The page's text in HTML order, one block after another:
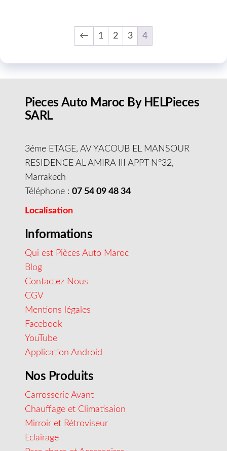
← 1 2 3 4
Pieces Auto Maroc By HELPieces
SARL
3éme ETAGE, AV YACOUB EL MANSOUR
RESIDENCE AL AMIRA III APPT N°32,
Marrakech
Téléphone : 07 54 09 48 34
Localisation
Informations
Qui est Pièces Auto Maroc
Blog
Contactez Nous
CGV
Mentions légales
Facebook
YouTube
Application Android
Nos Produits
Carrosserie Avant
Chauffage et Climatisaion
Mirroir et Rétroviseur
Eclairage